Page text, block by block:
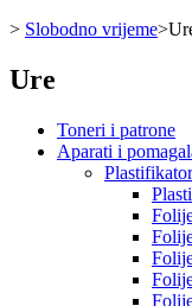
> Slobodno vrijeme>
Ure
Toneri i patrone
Aparati i